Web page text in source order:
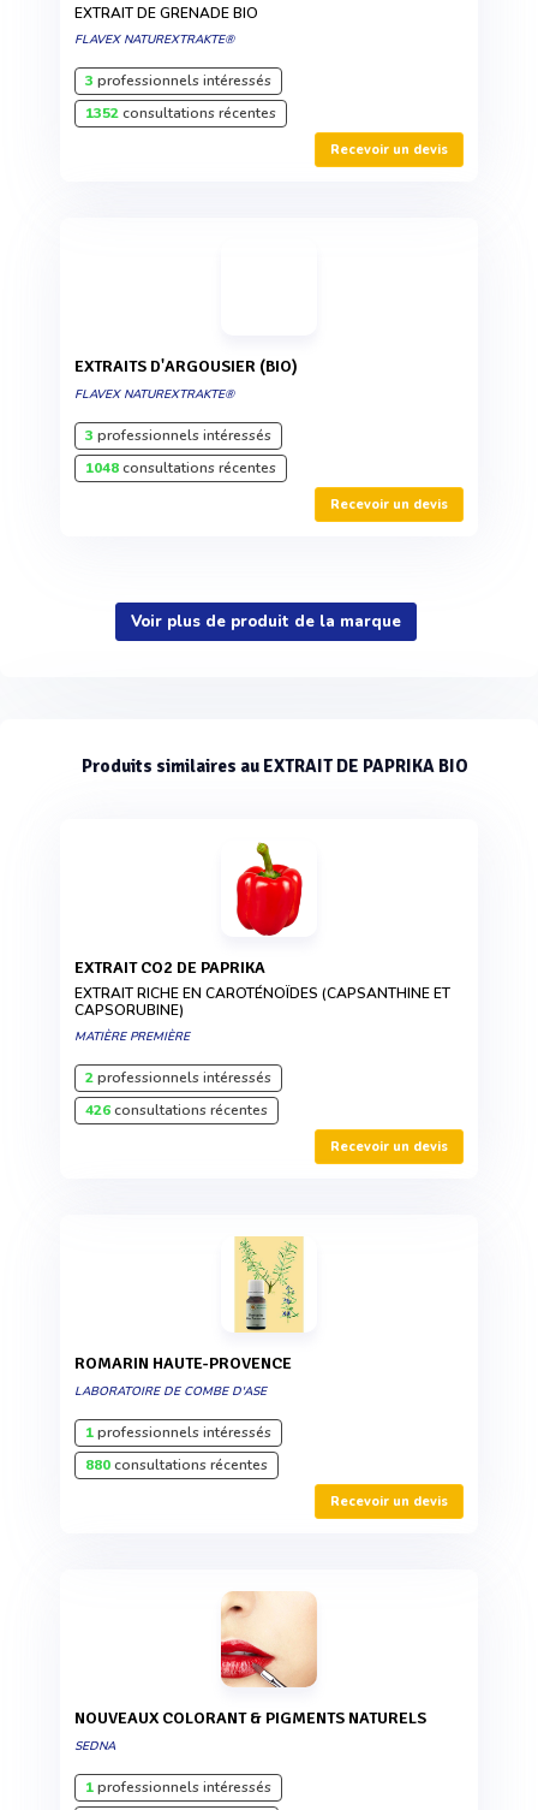
EXTRAIT DE GRENADE BIO
FLAVEX NATUREXTRAKTE®
3 professionnels intéressés
1352consultations récentes
Recevoir un devis
EXTRAITS D'ARGOUSIER (BIO)
FLAVEX NATUREXTRAKTE®
3 professionnels intéressés
1048consultations récentes
Recevoir un devis
Voir plus de produit de la marque
Produits similaires au EXTRAIT DE PAPRIKA BIO
EXTRAIT CO2 DE PAPRIKA
EXTRAIT RICHE EN CAROTÉNOÏDES (CAPSANTHINE ET
CAPSORUBINE)
MATIÈRE PREMIÈRE
2professionnels intéressés
426consultations récentes
Recevoir un devis
ROMARIN HAUTE-PROVENCE
LABORATOIRE DE COMBE D'ASE
1professionnels intéressés
880consultations récentes
Recevoir un devis
NOUVEAUX COLORANT & PIGMENTS NATURELS
SEDNA
1professionnels intéressés